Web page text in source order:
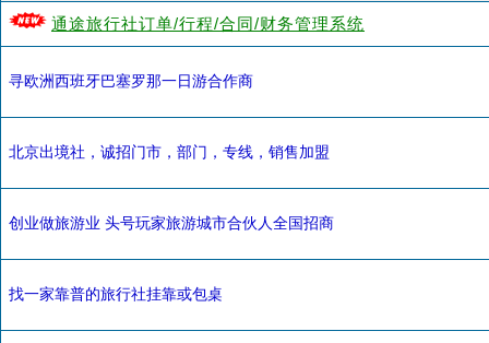
通途旅行社订单/行程/合同/财务管理系统
寻欧洲西班牙巴塞罗那一日游合作商
北京出境社，诚招门市，部门，专线，销售加盟
创业做旅游业 头号玩家旅游城市合伙人全国招商
找一家靠普的旅行社挂靠或包桌